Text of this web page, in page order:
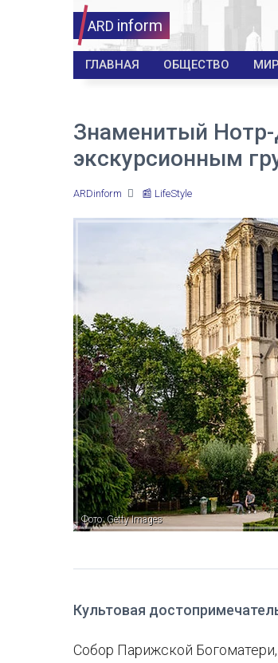
ARD inform
ГЛАВНАЯ ОБЩЕСТВО МИР
Знаменитый Нотр-
экскурсионным
ARDinform 📰 LifeStyle
Фото: Getty Images
Культовая
Собор Парижской